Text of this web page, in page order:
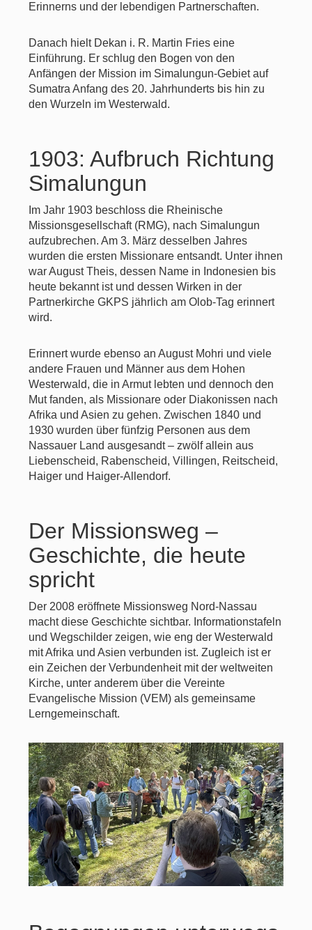
Erinnerns und der lebendigen Partnerschaften.
Danach hielt Dekan i. R. Martin Fries eine
Einführung. Er schlug den Bogen von den
Anfängen der Mission im Simalungun-Gebiet auf
Sumatra Anfang des 20. Jahrhunderts bis hin zu
den Wurzeln im Westerwald.
1903: Aufbruch Richtung
Simalungun
Im Jahr 1903 beschloss die Rheinische
Missionsgesellschaft (RMG), nach Simalungun
aufzubrechen. Am 3. März desselben Jahres
wurden die ersten Missionare entsandt. Unter ihnen
war August Theis, dessen Name in Indonesien bis
heute bekannt ist und dessen Wirken in der
Partnerkirche GKPS jährlich am Olob-Tag erinnert
wird.
Erinnert wurde ebenso an August Mohri und viele
andere Frauen und Männer aus dem Hohen
Westerwald, die in Armut lebten und dennoch den
Mut fanden, als Missionare oder Diakonissen nach
Afrika und Asien zu gehen. Zwischen 1840 und
1930 wurden über fünfzig Personen aus dem
Nassauer Land ausgesandt – zwölf allein aus
Liebenscheid, Rabenscheid, Villingen, Reitscheid,
Haiger und Haiger-Allendorf.
Der Missionsweg –
Geschichte, die heute
spricht
Der 2008 eröffnete Missionsweg Nord-Nassau
macht diese Geschichte sichtbar. Informationstafeln
und Wegschilder zeigen, wie eng der Westerwald
mit Afrika und Asien verbunden ist. Zugleich ist er
ein Zeichen der Verbundenheit mit der weltweiten
Kirche, unter anderem über die Vereinte
Evangelische Mission (VEM) als gemeinsame
Lerngemeinschaft.